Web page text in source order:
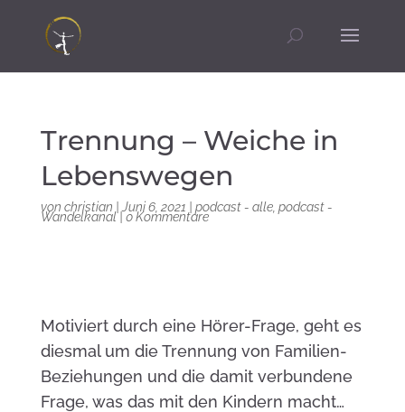
Trennung – Weiche in
Lebenswegen
von christian Juni 6, 2021 podcast - alle, podcast -
Wandelkanal| 0 Kommentare
Motiviert durch eine Hörer-Frage, geht es
diesmal um die Trennung von Familien-
Beziehungen und die damit verbundene
Frage, was das mit den Kindern macht…